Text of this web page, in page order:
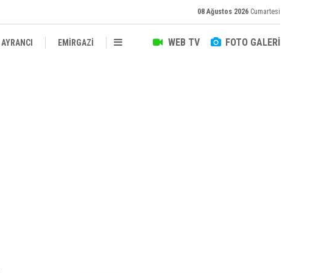
08 Ağustos 2026 Cumartesi
WEB TV FOTO GALERİ
AYRANCI EMİRGAZİ